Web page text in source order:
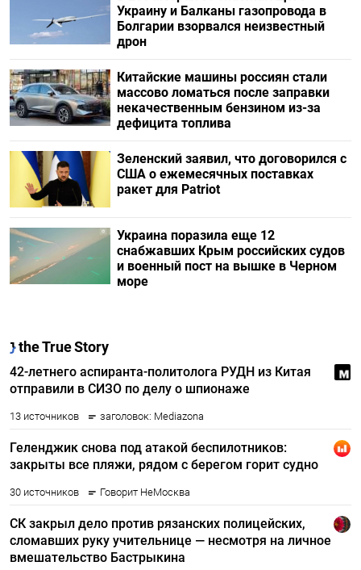
Украину и Балканы газопровода в
Болгарии взорвался неизвестный
дрон
Китайские машины россиян стали
массово ломаться после заправки
некачественным бензином из-за
дефицита топлива
Зеленский заявил, что договорился с
США о ежемесячных поставках
ракет для Patriot
Украина поразила еще 12
снабжавших Крым российских судов
и военный пост на вышке в Черном
море